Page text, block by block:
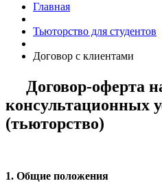
Главная
Тьюторство для студентов
Договор c клиентами
Договор-оферта
консультационных
(тьюторство)
1. Общие положения